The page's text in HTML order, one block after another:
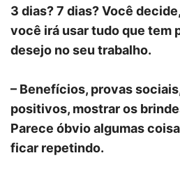
3 dias? 7 dias? Você
você irá usar tudo que tem
desejo no seu trabalho.
– Benefícios, provas
positivos, mostrar os
Parece óbvio algumas
ficar repetindo.